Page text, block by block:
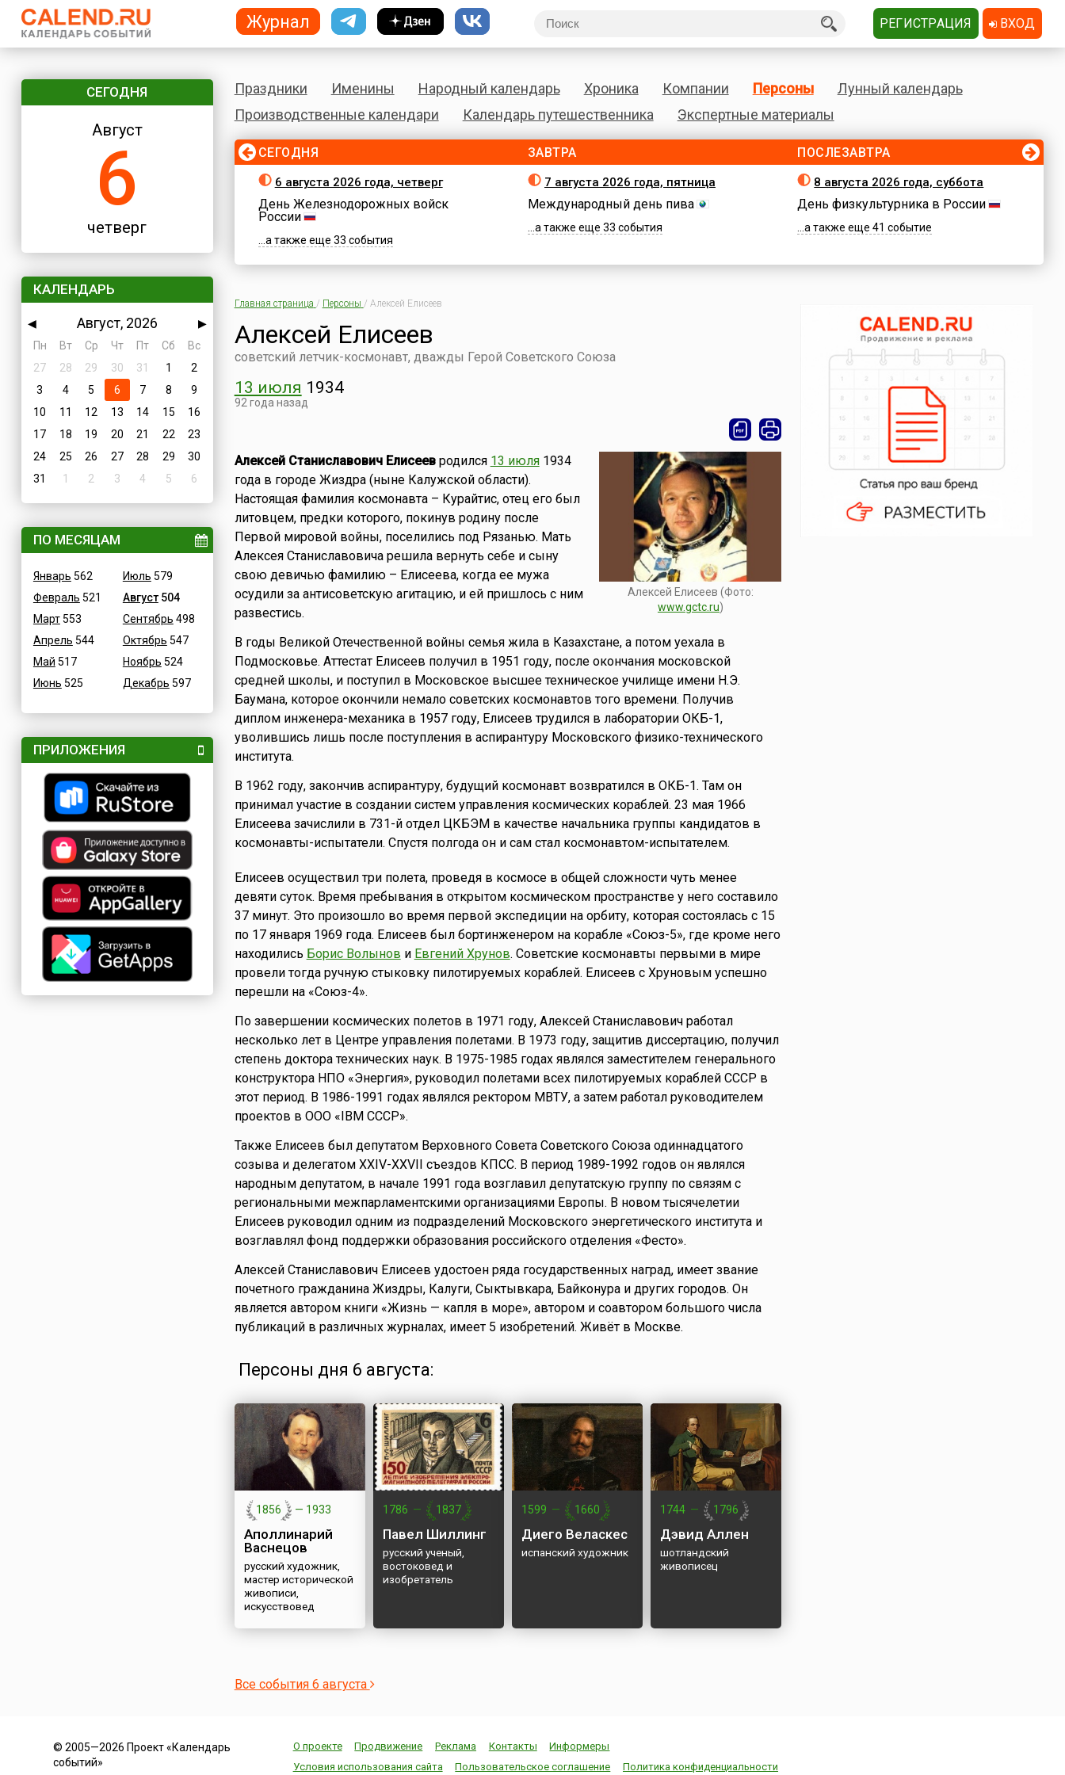
СЕГОДНЯ
Август
6
четверг
КАЛЕНДАРЬ
◀ Август, 2026
▶
Пн
Вт Ср Чт Пт Сб
Вс
27
28 29 30 31 1
2
3
4 5 6 7 8
9
10
11 12 13 14 15
16
17
18 19 20 21 22
23
24
25 26 27 28 29
30
31
1 2 3 4 5 6
ПО МЕСЯЦАМ
Январь 562
Февраль 521
Март553
Апрель 544
Май 517
Июнь 525
Июль 579
Август504
Сентябрь 498
Октябрь 547
Ноябрь 524
Декабрь 597
ПРИЛОЖЕНИЯ
Праздники Именины Народный календарь Хроника Компании Персоны
Лунный календарь
Производственные календари
Календарь путешественника Экспертные материалы
СЕГОДНЯ
6 августа 2026 года, четверг
День Железнодорожных войск
России
...а также еще 33 события
ЗАВТРА
7 августа 2026 года, пятница
Международный день пива
...а также еще 33 события
ПОСЛЕЗАВТРА
8 августа 2026 года, суббота
День физкультурника в России
...а также еще 41 событие
Главная страница / Персоны / Алексей Елисеев
Алексей Елисеев
советский летчик-космонавт, дважды Герой Советского Союза
13 июля 1934
92 года назад
Алексей Елисеев (Фото:
www.gctc.ru)
Алексей Станиславович Елисеевродился 13 июля1934
года в городе Жиздра (ныне Калужской области).
Настоящая фамилия космонавта – Курайтис, отец его был
литовцем, предки которого, покинув родину после
Первой мировой войны, поселились под Рязанью. Мать
Алексея Станиславовича решила вернуть себе и сыну
свою девичью фамилию – Елисеева, когда ее мужа
осудили за антисоветскую агитацию, и ей пришлось с ним
развестись.
В годы Великой Отечественной войны семья жила в Казахстане, а потом уехала в
Подмосковье. Аттестат Елисеев получил в 1951 году, после окончания московской
средней школы, и поступил в Московское высшее техническое училище имени Н.Э.
Баумана, которое окончили немало советских космонавтов того времени. Получив
диплом инженера-механика в 1957 году, Елисеев трудился в лаборатории ОКБ-1,
уволившись лишь после поступления в аспирантуру Московского физико-технического
института.
В 1962 году, закончив аспирантуру, будущий космонавт возвратился в ОКБ-1. Там он
принимал участие в создании систем управления космических кораблей. 23 мая 1966
Елисеева зачислили в 731-й отдел ЦКБЭМ в качестве начальника группы кандидатов в
космонавты-испытатели. Спустя полгода он и сам стал космонавтом-испытателем.
Елисеев осуществил три полета, проведя в космосе в общей сложности чуть менее
девяти суток. Время пребывания в открытом космическом пространстве у него составило
37 минут. Это произошло во время первой экспедиции на орбиту, которая состоялась с 15
по 17 января 1969 года. Елисеев был бортинженером на корабле «Союз-5», где кроме него
находились Борис Волынов и Евгений Хрунов. Советские космонавты первыми в мире
провели тогда ручную стыковку пилотируемых кораблей. Елисеев с Хруновым успешно
перешли на «Союз-4».
По завершении космических полетов в 1971 году, Алексей Станиславович работал
несколько лет в Центре управления полетами. В 1973 году, защитив диссертацию, получил
степень доктора технических наук. В 1975-1985 годах являлся заместителем генерального
конструктора НПО «Энергия», руководил полетами всех пилотируемых кораблей СССР в
этот период. В 1986-1991 годах являлся ректором МВТУ, а затем работал руководителем
проектов в ООО «IBM СССР».
Также Елисеев был депутатом Верховного Совета Советского Союза одиннадцатого
созыва и делегатом XXIV-XXVII съездов КПСС. В период 1989-1992 годов он являлся
народным депутатом, в начале 1991 года возглавил депутатскую группу по связям с
региональными межпарламентскими организациями Европы. В новом тысячелетии
Елисеев руководил одним из подразделений Московского энергетического института и
возглавлял фонд поддержки образования российского отделения «Фесто».
Алексей Станиславович Елисеев удостоен ряда государственных наград, имеет звание
почетного гражданина Жиздры, Калуги, Сыктывкара, Байконура и других городов. Он
является автором книги «Жизнь — капля в море», автором и соавтором большого числа
публикаций в различных журналах, имеет 5 изобретений. Живёт в Москве.
Персоны дня 6 августа:
1856 — 1933
Аполлинарий
Васнецов
русский художник,
мастер исторической
живописи,
искусствовед
1786 — 1837
Павел Шиллинг
русский ученый,
востоковед и
изобретатель
1599 — 1660
Диего Веласкес
испанский художник
1744 — 1796
Дэвид Аллен
шотландский
живописец
Все события 6 августа
© 2005—2026 Проект «Календарь
событий»
О проекте Продвижение Реклама Контакты
Информеры
Условия использования сайта
Пользовательское соглашение Политика конфиденциальности
Журнал РЕГИСТРАЦИЯ ВХОД